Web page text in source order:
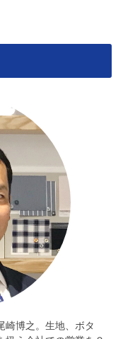
博之。生地、ボタ